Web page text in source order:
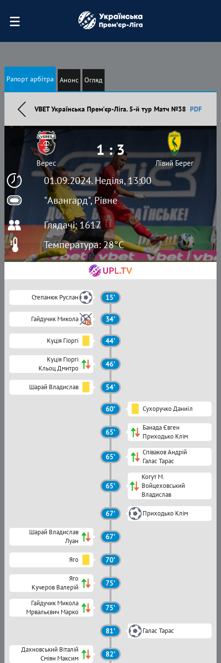
Рапорт арбітра Анонс Огляд
VBET Українська Премʼєр-Ліга. 5-й тур Матч №38 PDF
01.09.2024. Неділя, 13:00
"Авангард", Рівне
Верес
1 : 3
Лівий Берег
Глядачі: 1617
Температура: 28°C
Степанюк Руслан 15'
Гайдучик Микола 34'
Куція Гіоргі 44'
Куція Гіоргі
Кльоц Дмитро
46'
Шарай Владислав 54'
60' Сухоручко Даниїл
65'
Банада Євген
Приходько Клім
65'
Співаков Андрій
Галас Тарас
65'
Когут М.
Войцеховський
Владислав
67' Приходько Клім
Шарай Владислав
Луан
67'
Яго 70'
Яго
Кучеров Валерій
75'
Гайдучик Микола
Мрвальєвич Марко
75'
81' Галас Тарас
Дахновський Віталій
Сміян Максим
82'